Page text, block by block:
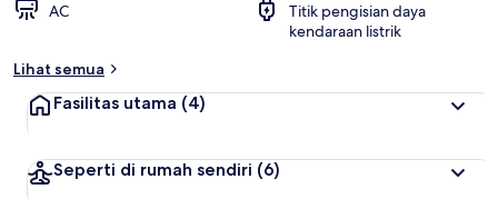
AC
Titik pengisian daya
kendaraan listrik
Lihat semua
Fasilitas utama (4)
Seperti di rumah sendiri (6)